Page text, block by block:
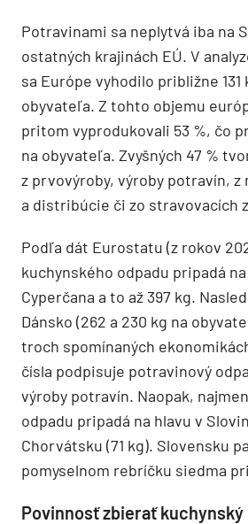
Potravinami sa neplytvá iba na
ostatných krajinách EÚ. V
sa Európe vyhodilo približne
obyvateľa. Z tohto objemu
pritom vyprodukovali 53 %, čo
na obyvateľa. Zvyšných 47 %
z prvovýroby, výroby potravín, z
a distribúcie či zo stravovacích
Podľa dát Eurostatu (z rokov
kuchynského odpadu pripadá
Cyperčana a to až 397 kg.
Dánsko (262 a 230 kg na
troch spomínaných
čísla podpisuje potravinový
výroby potravín. Naopak,
odpadu pripadá na hlavu v
Chorvátsku (71 kg). Slovensku
pomyselnom rebríčku siedma
Povinnosť zbierať